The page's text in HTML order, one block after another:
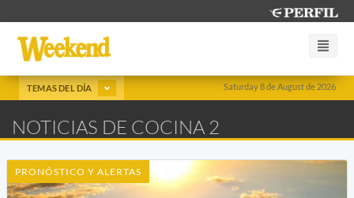
Saturday 8 de August de 2026
TEMAS DEL DÍA
NOTICIAS DE COCINA 2
PRONÓSTICO Y ALERTAS